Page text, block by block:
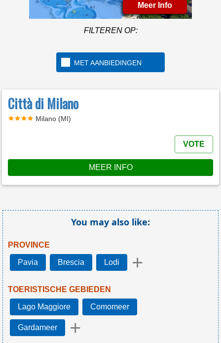
Meer Info
FILTEREN OP:
MET AANBIEDINGEN
Città di Milano
Milano (MI)
VOTE
MEER INFO
You may also like:
PROVINCE
Pavia Brescia Lodi +
TOERISTISCHE GEBIEDEN
Lago Maggiore Comomeer
Gardameer +